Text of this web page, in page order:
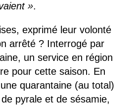
».
exprimé leur volonté
arrêté ? Interrogé par
un service en région
pour cette saison. En
quarantaine (au total)
pyrale et de sésamie,